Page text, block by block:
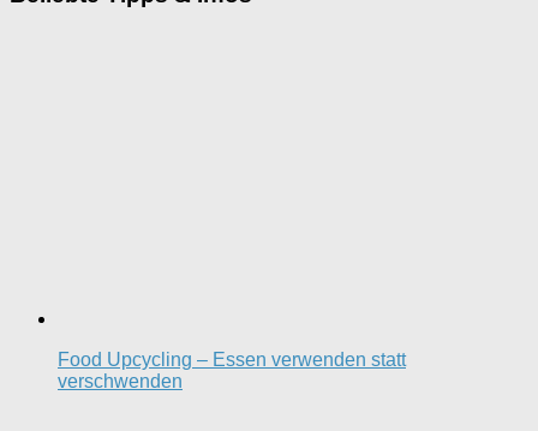
Food Upcycling – Essen verwenden statt
verschwenden